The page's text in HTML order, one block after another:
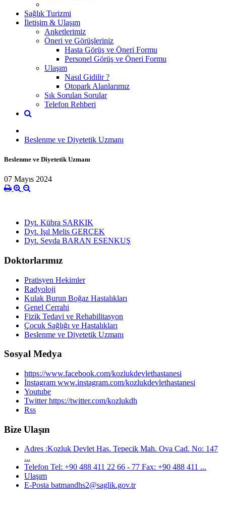
Sağlık Turizmi
İletişim & Ulaşım
Anketlerimiz
Öneri ve Görüşleriniz
Hasta Görüş ve Öneri Formu
Personel Görüş ve Öneri Formu
Ulaşım
Nasıl Gidilir ?
Otopark Alanlarımız
Sık Sorulan Sorular
Telefon Rehberi
Beslenme ve Diyetetik Uzmanı
Beslenme ve Diyetetik Uzmanı
07 Mayıs 2024
Dyt. Kübra SARKIK
Dyt. Işıl Melis GERÇEK
Dyt. Sevda BARAN ESENKUŞ
Doktorlarımız
Pratisyen Hekimler
Radyoloji
Kulak Burun Boğaz Hastalıkları
Genel Cerrahi
Fizik Tedavi ve Rehabilitasyon
Çocuk Sağlığı ve Hastalıkları
Beslenme ve Diyetetik Uzmanı
Sosyal Medya
https://www.facebook.com/kozlukdevlethastanesi
İnstagram www.instagram.com/kozlukdevlethastanesi
Youtube
Twitter https://twitter.com/kozlukdh
Rss
Bize Ulaşın
Adres :Kozluk Devlet Has. Tepecik Mah. Ova Cad. No: 147
...
Telefon Tel: +90 488 411 22 66 - 77 Fax: +90 488 411 ...
Ulaşım
E-Posta batmandhs2@saglik.gov.tr